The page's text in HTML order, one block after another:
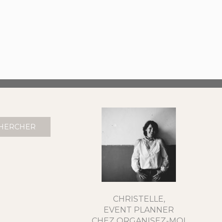
CHRISTELLE,
EVENT PLANNER